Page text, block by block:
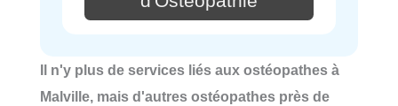
Il n'y plus de services liés aux ostéopathes à
Malville, mais d'autres ostéopathes près de